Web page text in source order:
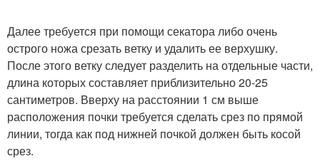
Далее требуется при помощи секатора либо очень
острого ножа срезать ветку и удалить ее верхушку.
После этого ветку следует разделить на отдельные части,
длина которых составляет приблизительно 20-25
сантиметров. Вверху на расстоянии 1 см выше
расположения почки требуется сделать срез по прямой
линии, тогда как под нижней почкой должен быть косой
срез.